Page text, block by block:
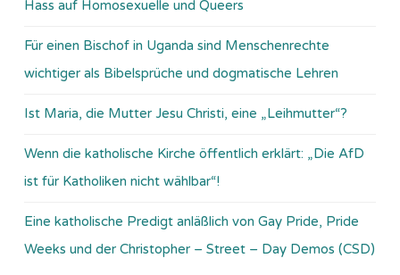
Hass auf Homosexuelle und Queers
Für einen Bischof in Uganda sind Menschenrechte
wichtiger als Bibelsprüche und dogmatische Lehren
Ist Maria, die Mutter Jesu Christi, eine „Leihmutter“?
Wenn die katholische Kirche öffentlich erklärt: „Die AfD
ist für Katholiken nicht wählbar“!
Eine katholische Predigt anläßlich von Gay Pride, Pride
Weeks und der Christopher – Street – Day Demos (CSD)